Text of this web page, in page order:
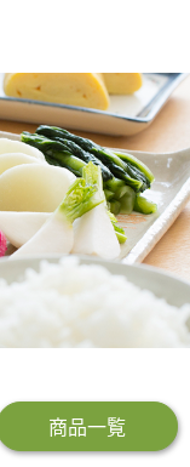
社会貢献 品質保証
商品一覧